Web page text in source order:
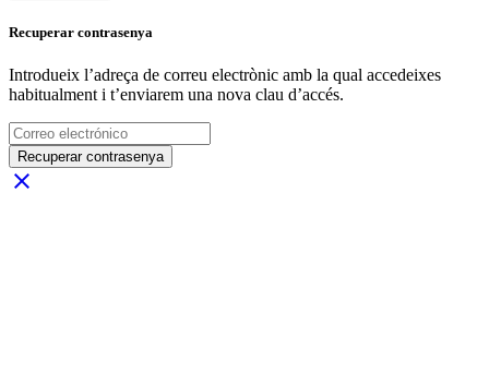
Recuperar contrasenya
Introdueix l’adreça de correu electrònic amb la qual accedeixes
habitualment i t’enviarem una nova clau d’accés.
Recuperar contrasenya
close